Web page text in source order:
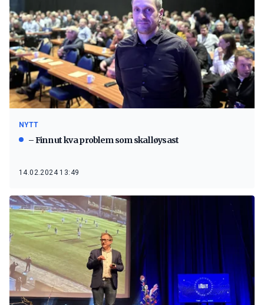
NYTT
– Finn ut kva problem som skal løysast
14.02.2024 13:49